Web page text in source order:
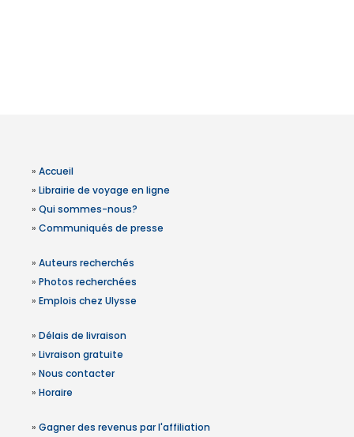
» Accueil
» Librairie de voyage en ligne
» Qui sommes-nous?
» Communiqués de presse
» Auteurs recherchés
» Photos recherchées
» Emplois chez Ulysse
» Délais de livraison
» Livraison gratuite
» Nous contacter
» Horaire
» Gagner des revenus par l'affiliation